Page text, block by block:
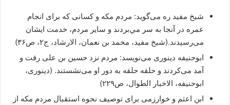
شیخ مفید ره می‌گوید: مردم مکه و کسانی که برای انجام
عمره در آنجا به سر مي‌بردند و سایر مردم، خدمت ایشان
می‌رسیدند.(شیخ مفید، محمد بن نعمان، الارشاد، ج۲، ص۳۶)
ابوحنیفه دینوری می‌نویسد: مردم نزد حسین بن علی رفت و
آمد می‌کردند و حلقه حلقه به دور او می‌نشستند. (دینوری،
ابوحنیفه، الاخبار الطوال، ص۲۲۹)
ابن اعثم و خوارزمی برای توصیف نحوه استقبال مردم مکه از